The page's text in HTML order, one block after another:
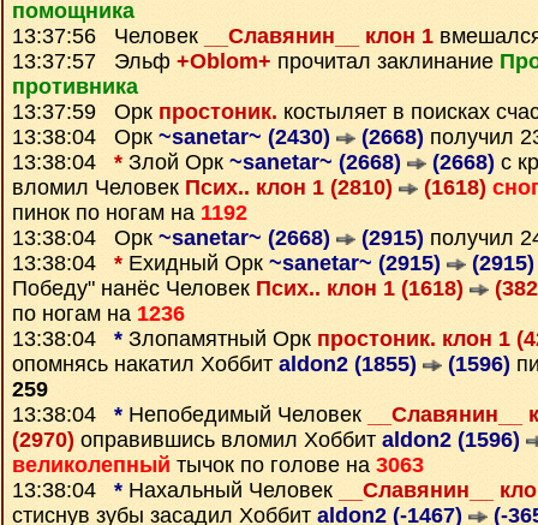
помощника
13:37:56 Человек
__Славянин__ клон 1
13:37:57 Эльф +Oblom+ прочитал заклинание
противника
13:37:59 Орк простоник. костыляет в поисках
13:38:04 Орк ~sanetar~ (2430) (2668) получил
13:38:04 * Злой Орк ~sanetar~ (2668) (2668) с
вломил Человек Псих.. клон 1 (2810) (1618)
пинок по ногам на 1192
13:38:04 Орк ~sanetar~ (2668) (2915) получил
13:38:04 * Ехидный Орк ~sanetar~ (2915) (2915)
Победу" нанёс Человек Псих.. клон 1 (1618)
по ногам на 1236
13:38:04 * Злопамятный Орк простоник. клон 1
опомнясь накатил Хоббит aldon2 (1855) (1596)
259
13:38:04 * Непобедимый Человек
__Славянин__
(2970) оправившись вломил Хоббит aldon2 (1596)
великолепный тычок по голове на 3063
13:38:04 * Нахальный Человек
__Славянин__
стиснув зубы засадил Хоббит aldon2 (-1467)
(-